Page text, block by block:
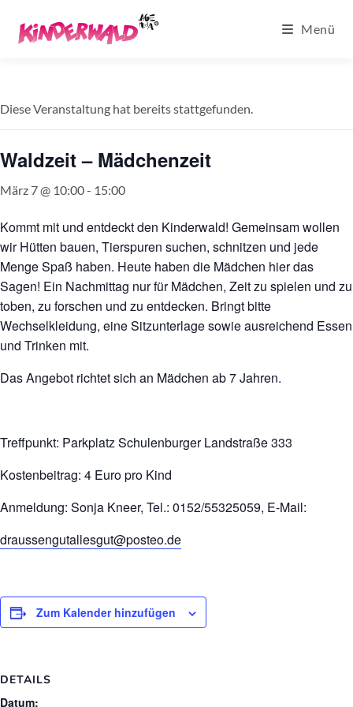
Inhalt
springen
Menü
Diese Veranstaltung hat bereits stattgefunden.
Waldzeit – Mädchenzeit
März 7 @ 10:00- 15:00
Kommt mit und entdeckt den Kinderwald! Gemeinsam wollen
wir Hütten bauen, Tierspuren suchen, schnitzen und jede
Menge Spaß haben. Heute haben die Mädchen hier das
Sagen! Ein Nachmittag nur für Mädchen, Zeit zu spielen und zu
toben, zu forschen und zu entdecken. Bringt bitte
Wechselkleidung, eine Sitzunterlage sowie ausreichend Essen
und Trinken mit.
Das Angebot richtet sich an Mädchen ab 7 Jahren.
Treffpunkt: Parkplatz Schulenburger Landstraße 333
Kostenbeitrag: 4 Euro pro Kind
Anmeldung: Sonja Kneer, Tel.: 0152/55325059, E-Mail:
draussengutallesgut@posteo.de
Zum Kalender hinzufügen
DETAILS
Datum: